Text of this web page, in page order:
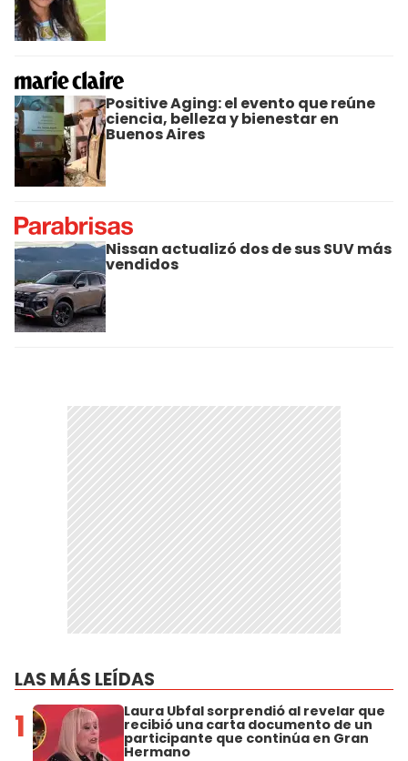
Positive Aging: el evento que reúne
ciencia, belleza y bienestar en
Buenos Aires
Nissan actualizó dos de sus SUV más
vendidos
LAS MÁS LEÍDAS
1 Laura Ubfal sorprendió al revelar que
recibió una carta documento de un
participante que continúa en Gran
Hermano